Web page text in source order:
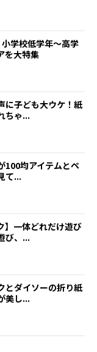
学校低学年〜高学
を大特集
に子ども大ウケ！紙
ちゃ...
100均アイテムとペ
て...
】一体どれだけ遊び
び、...
とダイソーの折り紙
美し...